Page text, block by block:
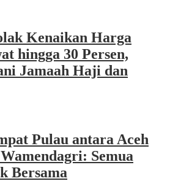
Kenaikan Harga
hingga 30 Persen,
Jamaah Haji dan
Pulau antara Aceh
Semua
Bersama